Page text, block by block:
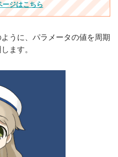
ージはこちら
うに、パラメータの値を周期
ます。